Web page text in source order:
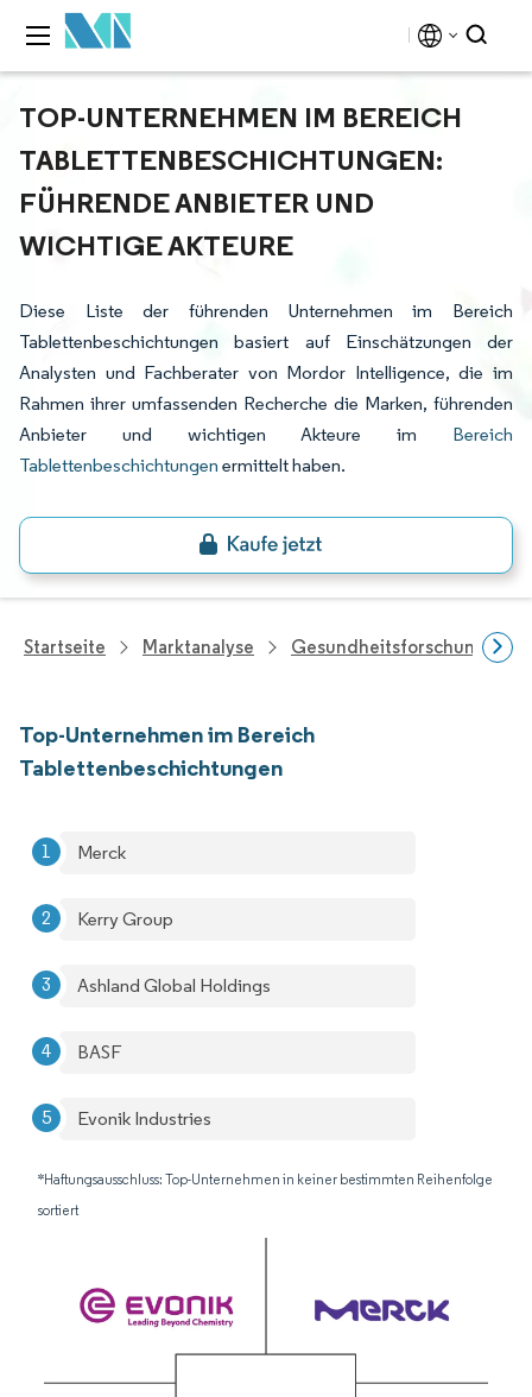
TOP-UNTERNEHMEN IM BEREICH
TABLETTENBESCHICHTUNGEN:
FÜHRENDE ANBIETER UND
WICHTIGE AKTEURE
Diese Liste der führenden Unternehmen im Bereich
Tablettenbeschichtungen basiert auf Einschätzungen der
Analysten und Fachberater von Mordor Intelligence, die im
Rahmen ihrer umfassenden Recherche die Marken, führenden
Anbieter und wichtigen Akteure im Bereich
Tablettenbeschichtungen ermittelt haben.
Startseite Marktanalyse Gesundheitsforschung
Top-Unternehmen im Bereich
Tablettenbeschichtungen
Merck
Kerry Group
Ashland Global Holdings
BASF
Evonik Industries
*Haftungsausschluss: Top-Unternehmen in keiner bestimmten Reihenfolge
sortiert